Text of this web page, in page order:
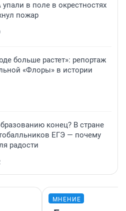
в поле в окрестностях
пожар
больше растет»: репортаж
«Флоры» в истории
конец? В стране
ЕГЭ — почему
радости
МНЕНИЕ